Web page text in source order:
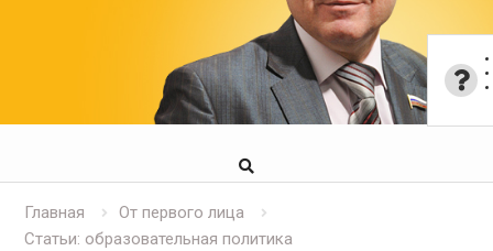
Главная
От первого лица
Статьи: образовательная политика